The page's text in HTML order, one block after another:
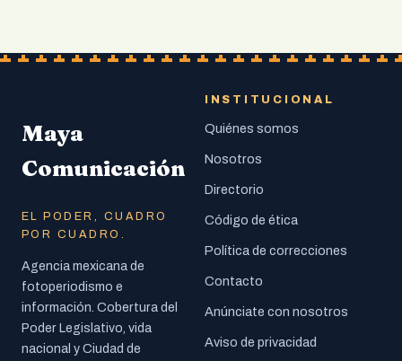
Maya
Comunicación
EL PODER, CUADRO
POR CUADRO.
Agencia mexicana de
fotoperiodismo e
información. Cobertura del
Poder Legislativo, vida
nacional y Ciudad de
INSTITUCIONAL
Quiénes somos
Nosotros
Directorio
Código de ética
Política de correcciones
Contacto
Anúnciate con nosotros
Aviso de privacidad